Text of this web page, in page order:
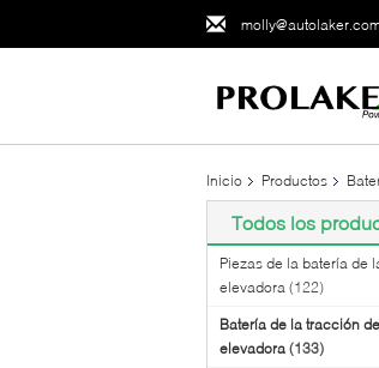
Inicio Productos
Todos los
Piezas de la batería de
elevadora (122)
Batería de la tracción
elevadora (133)